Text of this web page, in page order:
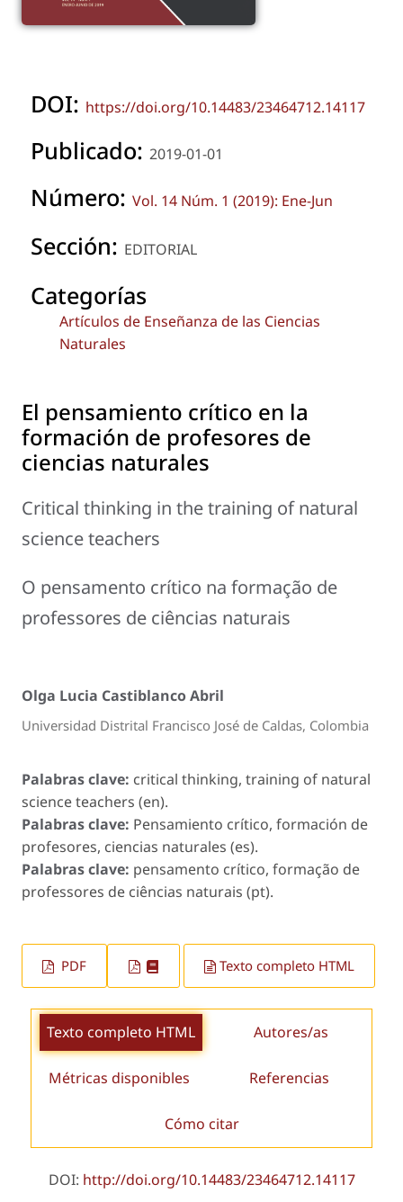
DOI: https://doi.org/10.14483/23464712.14117
Publicado: 2019-01-01
Número: Vol. 14 Núm. 1 (2019): Ene-Jun
Sección: EDITORIAL
Categorías
Artículos de Enseñanza de las Ciencias
Naturales
El pensamiento crítico en la
formación de profesores de
ciencias naturales
Critical thinking in the training of natural
science teachers
O pensamento crítico na formação de
professores de ciências naturais
Olga Lucia Castiblanco Abril
Universidad Distrital Francisco José de Caldas, Colombia
Palabras clave: critical thinking, training of natural
science teachers (en).
Palabras clave: Pensamiento crítico, formación de
profesores, ciencias naturales (es).
Palabras clave: pensamento crítico, formação de
professores de ciências naturais (pt).
PDF Texto completo HTML
Texto completo HTML Autores/as
Métricas disponibles Referencias
Cómo citar
DOI: http://doi.org/10.14483/23464712.14117